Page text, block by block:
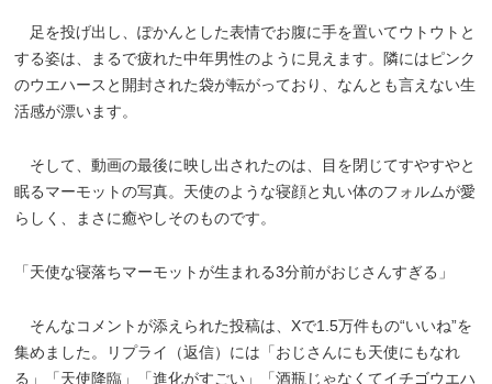
足を投げ出し、ぽかんとした表情でお腹に手を置いてウトウトと
する姿は、まるで疲れた中年男性のように見えます。隣にはピンク
のウエハースと開封された袋が転がっており、なんとも言えない生
活感が漂います。
そして、動画の最後に映し出されたのは、目を閉じてすやすやと
眠るマーモットの写真。天使のような寝顔と丸い体のフォルムが愛
らしく、まさに癒やしそのものです。
「天使な寝落ちマーモットが生まれる3分前がおじさんすぎる」
そんなコメントが添えられた投稿は、Xで1.5万件もの“いいね”を
集めました。リプライ（返信）には「おじさんにも天使にもなれ
る」「天使降臨」「進化がすごい」「酒瓶じゃなくてイチゴウエハ